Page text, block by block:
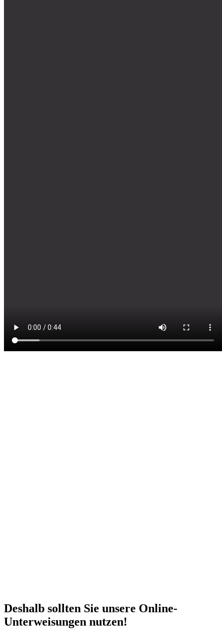
Deshalb sollten Sie unsere Online-
Unterweisungen nutzen!